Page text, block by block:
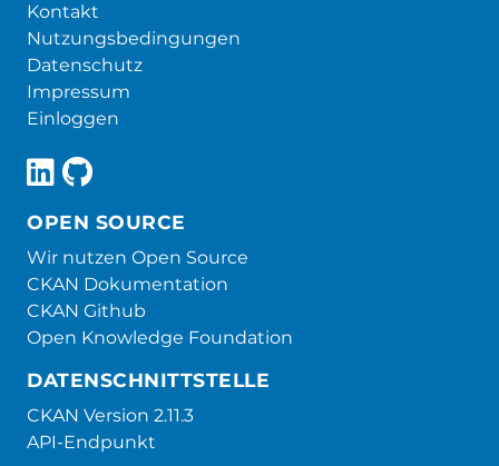
Kontakt
Nutzungsbedingungen
Datenschutz
Impressum
Einloggen
OPEN SOURCE
Wir nutzen Open Source
CKAN Dokumentation
CKAN Github
Open Knowledge Foundation
DATENSCHNITTSTELLE
CKAN Version 2.11.3
API-Endpunkt